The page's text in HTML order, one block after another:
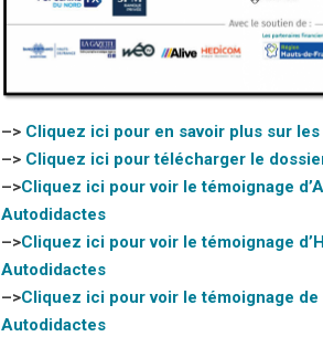
–> Cliquez ici pour en savoir plus sur les
–> Cliquez ici pour télécharger le
–>Cliquez ici pour voir le témoignage
Autodidactes
–>Cliquez ici pour voir le témoignage
Autodidactes
–>Cliquez ici pour voir le témoignage
Autodidactes